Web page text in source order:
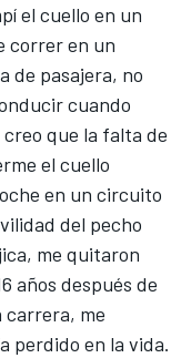
el cuello en un
correr en un
de pasajera, no
cuando
que la falta de
el cuello
en un circuito
del pecho
me quitaron
años después de
carrera, me
perdido en la vida.